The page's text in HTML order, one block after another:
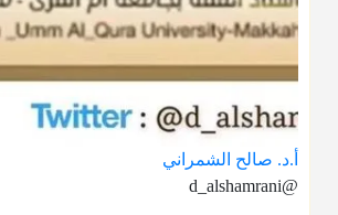
أ.د. صالح الشمراني
@d_alshamrani